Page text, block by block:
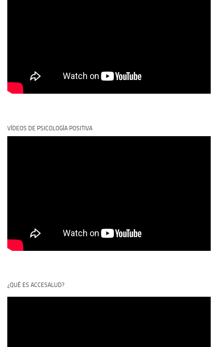
VÍDEOS DE PSICOLOGÍA POSITIVA
¿QUÉ ES ACCESALUD?